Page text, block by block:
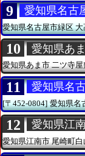
9 愛知県名古
愛知県名古屋市緑区大
10 愛知県あ
愛知県あま市二ツ寺屋
11 愛知県名
[〒452-0804] 愛知県名
12 愛知県江
愛知県江南市 尾崎町